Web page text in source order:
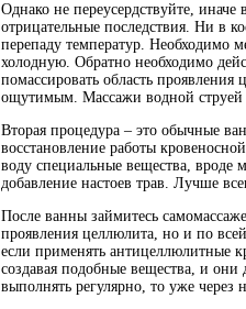
Однако не переусердствуйте,
отрицательные последствия. Ни в
перепаду температур. Необходимо
холодную. Обратно необходимо
помассировать область проявления
ощутимым. Массажи водной струей
Вторая процедура – это обычные
восстановление работы
воду специальные вещества,
добавление настоев трав. Лучше
После ванны займитесь
проявления целлюлита, но и по
если применять антицеллюлитные
создавая подобные вещества, и
выполнять регулярно, то уже через